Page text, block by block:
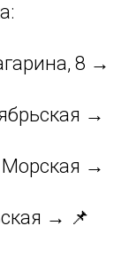
8 →
→
Морская →
→ 📌